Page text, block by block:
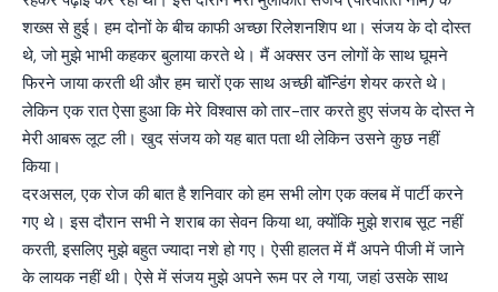
शख्स से हुई। हम दोनों के बीच काफी अच्छा रिलेशनशिप था। संजय के दो दोस्त
थे, जो मुझे भाभी कहकर बुलाया करते थे। मैं अक्सर उन लोगों के साथ घूमने
फिरने जाया करती थी और हम चारों एक साथ अच्छी बॉन्डिंग शेयर करते थे।
लेकिन एक रात ऐसा हुआ कि मेरे विश्वास को तार-तार करते हुए संजय के दोस्त ने
मेरी आबरू लूट ली। खुद संजय को यह बात पता थी लेकिन उसने कुछ नहीं
किया।
दरअसल, एक रोज की बात है शनिवार को हम सभी लोग एक क्लब में पार्टी करने
गए थे। इस दौरान सभी ने शराब का सेवन किया था, क्योंकि मुझे शराब सूट नहीं
करती, इसलिए मुझे बहुत ज्यादा नशे हो गए। ऐसी हालत में मैं अपने पीजी में जाने
के लायक नहीं थी। ऐसे में संजय मुझे अपने रूम पर ले गया, जहां उसके साथ